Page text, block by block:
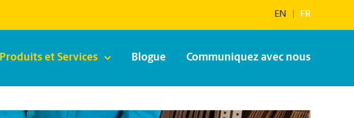
EN FR
Produits et Services Blogue Communiquez avec nous